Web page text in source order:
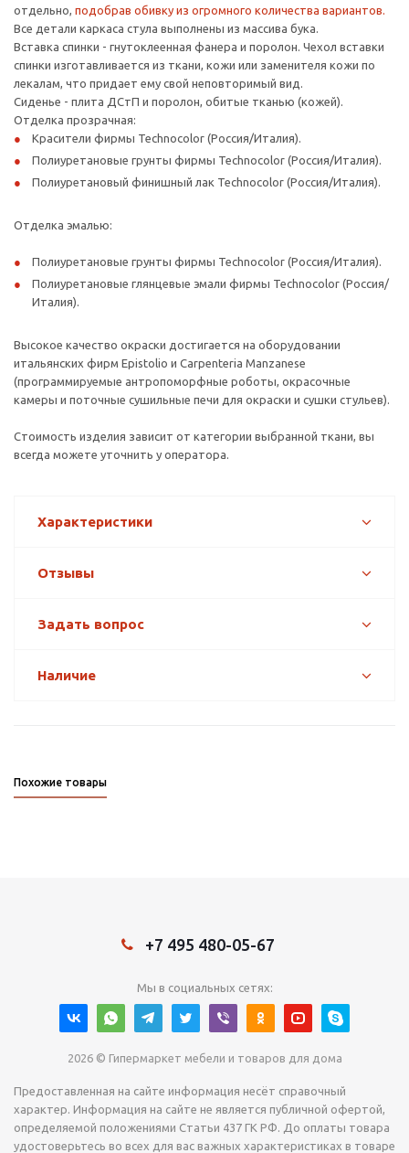
отдельно, подобрав обивку из огромного количества вариантов.
Все детали каркаса стула выполнены из массива бука.
Вставка спинки - гнутоклеенная фанера и поролон. Чехол вставки
спинки изготавливается из ткани, кожи или заменителя кожи по
лекалам, что придает ему свой неповторимый вид.
Сиденье - плита ДСтП и поролон, обитые тканью (кожей).
Отделка прозрачная:
Красители фирмы Technocolor (Россия/Италия).
Полиуретановые грунты фирмы Technocolor (Россия/Италия).
Полиуретановый финишный лак Technocolor (Россия/Италия).
Отделка эмалью:
Полиуретановые грунты фирмы Technocolor (Россия/Италия).
Полиуретановые глянцевые эмали фирмы Technocolor (Россия/
Италия).
Высокое качество окраски достигается на оборудовании
итальянских фирм Epistolio и Carpenteria Manzanese
(программируемые антропоморфные роботы, окрасочные
камеры и поточные сушильные печи для окраски и сушки стульев).
Стоимость изделия зависит от категории выбранной ткани, вы
всегда можете уточнить у оператора.
Характеристики
Отзывы
Задать вопрос
Наличие
Похожие товары
+7 495 480-05-67
Мы в социальных сетях:
2026 © Гипермаркет мебели и товаров для дома
Предоставленная на сайте информация несёт справочный
характер. Информация на сайте не является публичной офертой,
определяемой положениями Статьи 437 ГК РФ. До оплаты товара
удостоверьтесь во всех для вас важных характеристиках в товаре